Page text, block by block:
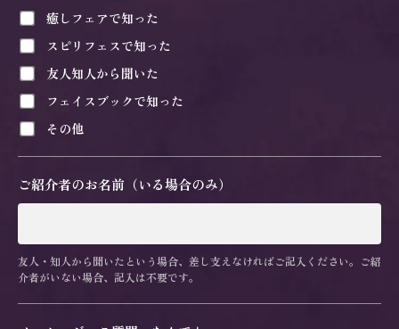
癒しフェアで知った
スピリフェスで知った
友人知人から聞いた
フェイスブックで知った
その他
ご紹介者のお名前（いる場合のみ）
友人・知人から聞いたという場合、差し支えなければご記入ください。ご紹
介者がいない場合、記入は不要です。